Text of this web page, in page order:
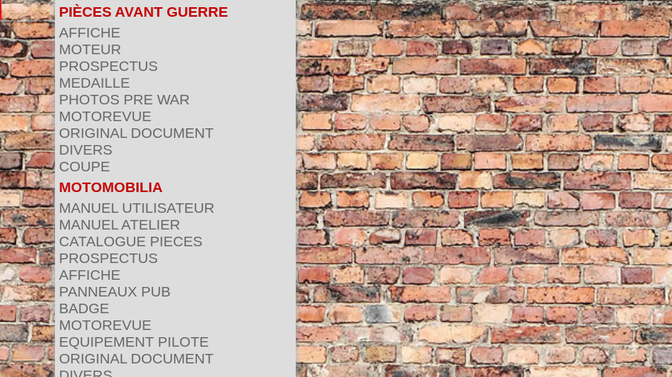
PIÈCES AVANT GUERRE
AFFICHE
MOTEUR
PROSPECTUS
MEDAILLE
PHOTOS PRE WAR
MOTOREVUE
ORIGINAL DOCUMENT
DIVERS
COUPE
MOTOMOBILIA
MANUEL UTILISATEUR
MANUEL ATELIER
CATALOGUE PIECES
PROSPECTUS
AFFICHE
PANNEAUX PUB
BADGE
MOTOREVUE
EQUIPEMENT PILOTE
ORIGINAL DOCUMENT